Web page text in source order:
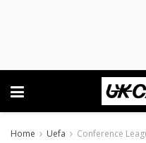
Home Uefa Conference